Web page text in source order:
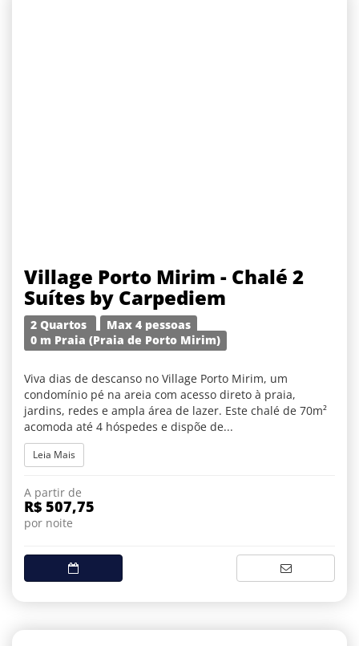
Village Porto Mirim - Chalé 2
Suítes by Carpediem
2 Quartos
Max 4 pessoas
0 m Praia (Praia de Porto Mirim)
Viva dias de descanso no Village Porto Mirim, um
condomínio pé na areia com acesso direto à praia,
jardins, redes e ampla área de lazer. Este chalé de 70m²
acomoda até 4 hóspedes e dispõe de...
Leia Mais
A partir de
R$ 507,75
por noite